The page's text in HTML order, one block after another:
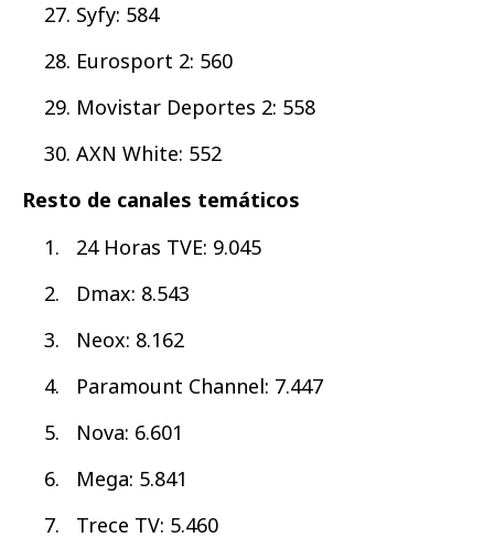
Syfy: 584
Eurosport 2: 560
Movistar Deportes 2: 558
AXN White: 552
Resto de canales temáticos
24 Horas TVE: 9.045
Dmax: 8.543
Neox: 8.162
Paramount Channel: 7.447
Nova: 6.601
Mega: 5.841
Trece TV: 5.460